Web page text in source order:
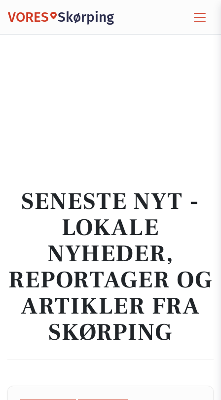
VORES Skørping
SENESTE NYT -
LOKALE
NYHEDER,
REPORTAGER OG
ARTIKLER FRA
SKØRPING